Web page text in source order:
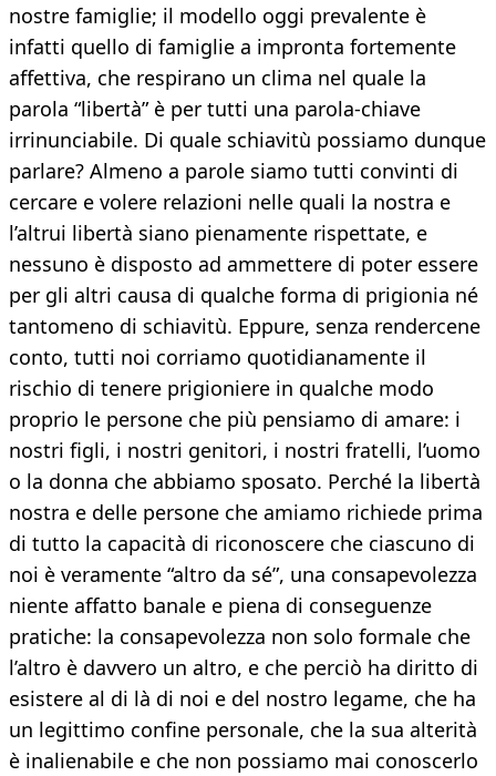
nostre famiglie; il modello oggi prevalente è
infatti quello di famiglie a impronta fortemente
affettiva, che respirano un clima nel quale la
parola “libertà” è per tutti una parola-chiave
irrinunciabile. Di quale schiavitù possiamo dunque
parlare? Almeno a parole siamo tutti convinti di
cercare e volere relazioni nelle quali la nostra e
l’altrui libertà siano pienamente rispettate, e
nessuno è disposto ad ammettere di poter essere
per gli altri causa di qualche forma di prigionia né
tantomeno di schiavitù. Eppure, senza rendercene
conto, tutti noi corriamo quotidianamente il
rischio di tenere prigioniere in qualche modo
proprio le persone che più pensiamo di amare: i
nostri figli, i nostri genitori, i nostri fratelli, l’uomo
o la donna che abbiamo sposato. Perché la libertà
nostra e delle persone che amiamo richiede prima
di tutto la capacità di riconoscere che ciascuno di
noi è veramente “altro da sé”, una consapevolezza
niente affatto banale e piena di conseguenze
pratiche: la consapevolezza non solo formale che
l’altro è davvero un altro, e che perciò ha diritto di
esistere al di là di noi e del nostro legame, che ha
un legittimo confine personale, che la sua alterità
è inalienabile e che non possiamo mai conoscerlo